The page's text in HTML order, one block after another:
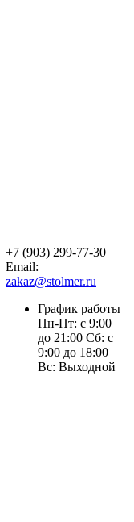
+7 (903) 299-77-30
Email:
zakaz@stolmer.ru
График работы
Пн-Пт: с 9:00
до 21:00 Сб: с
9:00 до 18:00
Вс: Выходной